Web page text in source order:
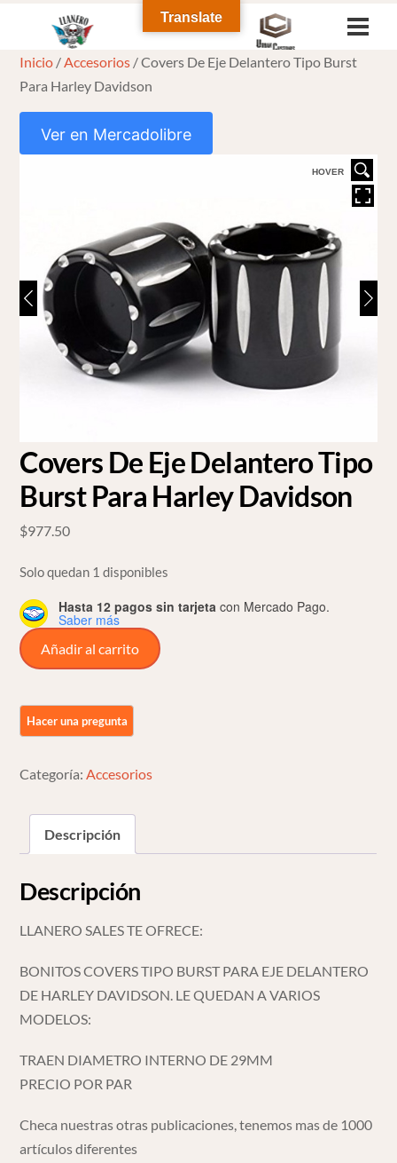
content
Inicio /Accesorios / Covers De Eje Delantero Tipo Burst
Para Harley Davidson
Ver en Mercadolibre
HOVER
Covers De Eje Delantero Tipo
Burst Para Harley Davidson
$977.50
Solo quedan 1 disponibles
Hasta 12 pagos sin tarjeta con Mercado Pago.
Saber más
Covers
De
Delantero
Tipo
Para
Davidson
cantidad
Añadir al carrito
Categoría:Accesorios
Descripción
Descripción
LLANERO SALES TE OFRECE:
BONITOS COVERS TIPO BURST PARA EJE DELANTERO
DE HARLEY DAVIDSON. LE QUEDAN A VARIOS
MODELOS:
TRAEN DIAMETRO INTERNO DE 29MM
PRECIO POR PAR
Checa nuestras otras publicaciones, tenemos mas de 1000
artículos diferentes
Translate